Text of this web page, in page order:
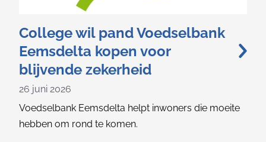
College wil pand Voedselbank
Eemsdelta kopen voor
blijvende zekerheid
26 juni 2026
Voedselbank Eemsdelta helpt inwoners die moeite
hebben om rond te komen.